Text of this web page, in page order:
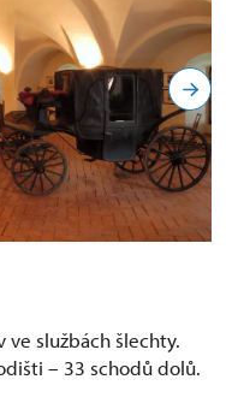
ve službách šlechty.
– 33 schodů dolů.